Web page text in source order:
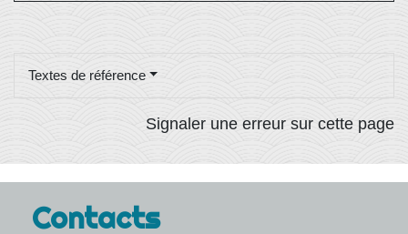
Textes de référence
Signaler une erreur sur cette page
Contacts